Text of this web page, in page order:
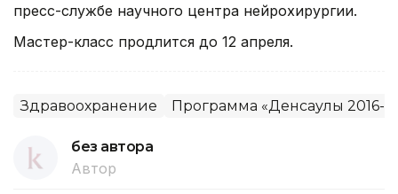
пресс-службе научного центра нейрохирургии.
Мастер-класс продлится до 12 апреля.
Здравоохранение Программа «Денсаулық 2016-
без автора
Автор